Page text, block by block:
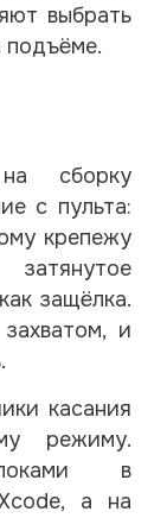
выбрать
сборку
с пульта:
крепежу
защёлка.
и
касания
режиму.
в
а на